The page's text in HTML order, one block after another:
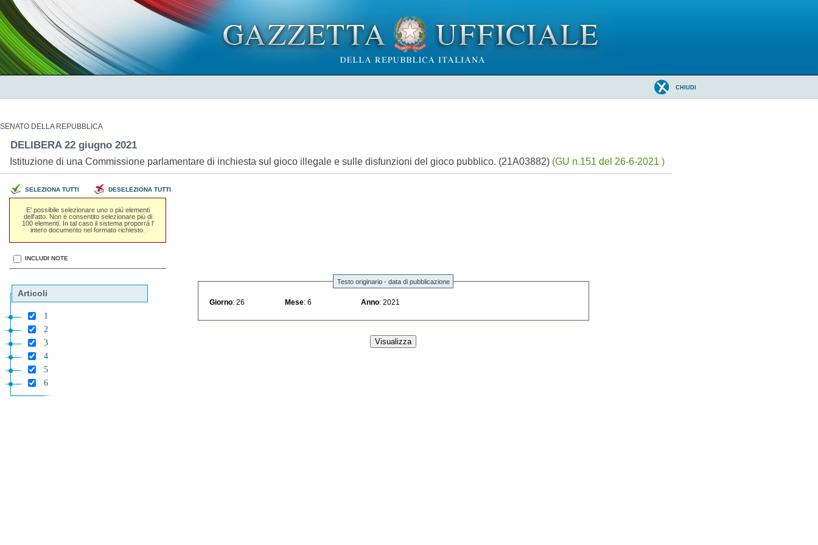
CHIUDI
SENATO DELLA REPUBBLICA
DELIBERA 22 giugno 2021
Istituzione di una Commissione parlamentare di inchiesta sul gioco illegale e sulle disfunzioni del gioco pubblico. (21A03882) (GU n.151 del 26-6-2021 )
SELEZIONA TUTTI DESELEZIONA TUTTI
E' possibile selezionare uno o piú elementi
dell'atto. Non é consentito selezionare piú di
100 elementi. In tal caso il sistema proporrá l'
intero documento nel formato richiesto.
INCLUDI NOTE
Articoli
1
2
3
4
5
6
Testo originario - data di pubblicazione
Giorno : 26 Mese : 6 Anno : 2021